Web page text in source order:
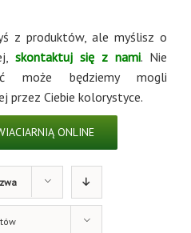
z produktów, ale myślisz o
skontaktuj się z nami. Nie
może będziemy mogli
przez Ciebie kolorystyce.
ONLINE